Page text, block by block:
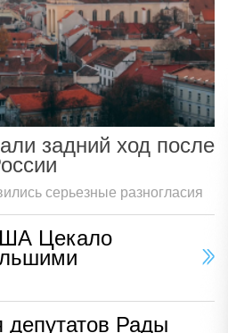
задний ход после
серьезные разногласия
Цекало
депутатов Рады